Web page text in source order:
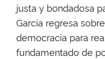
justa y bondadosa
García regresa
democracia para
fundamentado de